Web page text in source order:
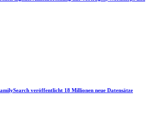
veröffentlicht 18 Millionen neue Datensätze